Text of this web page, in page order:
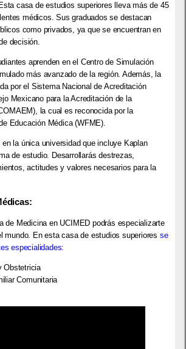
casa de estudios superiores lleva más de 45
médicos. Sus graduados se destacan
como privados, ya que se encuentran en
decisión.
aprenden en el Centro de Simulación
más avanzado de la región. Además, la
por el Sistema Nacional de Acreditación
Mexicano para la Acreditación de la
la cual es reconocida por la
Educación Médica (WFME).
la única universidad que incluye Kaplan
de estudio. Desarrollarás destrezas,
actitudes y valores necesarios para la
de Medicina en UCIMED podrás especializarte
mundo. En esta casa de estudios superiores se
especialidades:
Obstetricia
Comunitaria